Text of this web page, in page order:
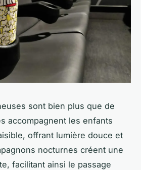
sont bien plus que de
accompagnent les enfants
offrant lumière douce et
nocturnes créent une
facilitant ainsi le passage